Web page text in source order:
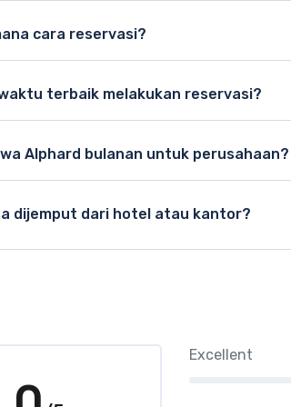
cara reservasi?
terbaik melakukan reservasi?
Alphard bulanan untuk perusahaan?
dijemput dari hotel atau kantor?
bisa disesuaikan dengan permintaan.
Excellent